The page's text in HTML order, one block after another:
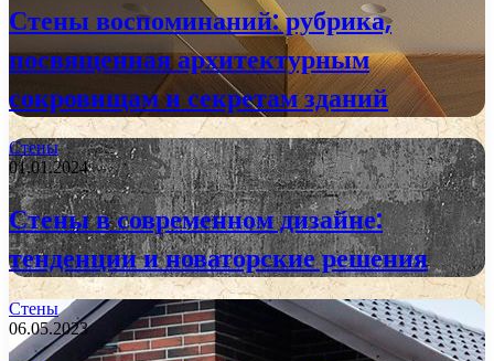
Стены воспоминаний: рубрика,
посвященная архитектурным
сокровищам и секретам зданий
Стены
01.01.2024
Стены в современном дизайне:
тенденции и новаторские решения
Стены
06.05.2023